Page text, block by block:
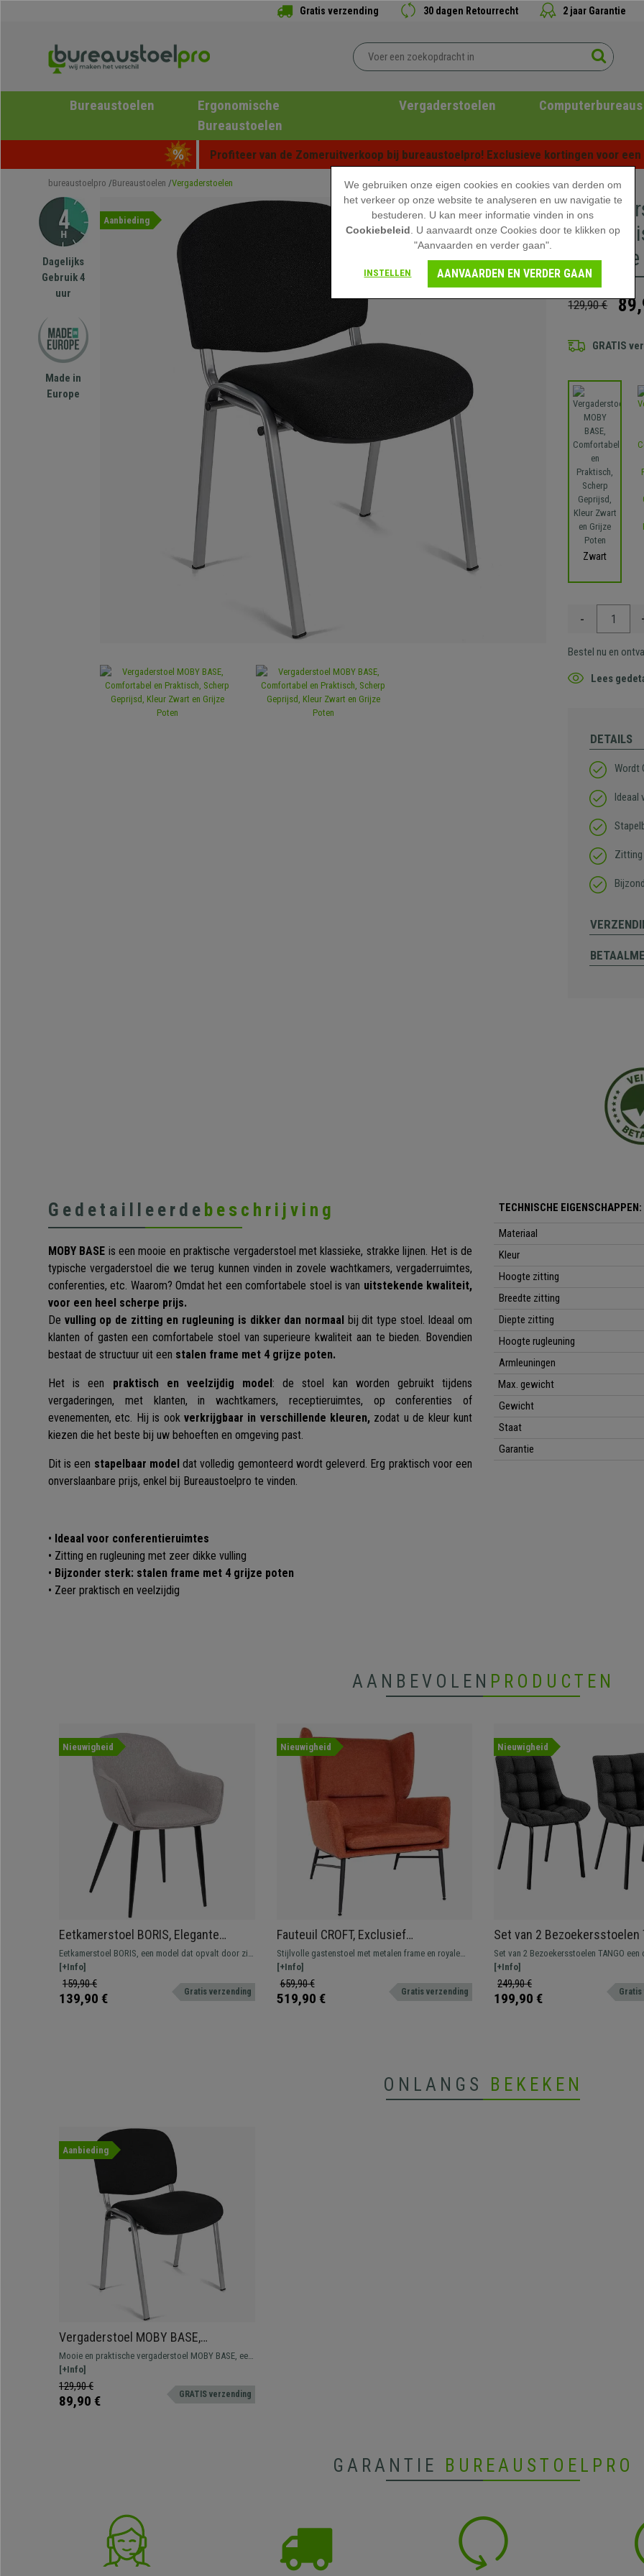
Gratis verzending 30 dagen Retourrecht 2 jaar Garantie
Bureaustoelen
Ergonomische
Bureaustoelen
Vergaderstoelen Computerbureaus
Profiteer van de Zomeruitverkoop bij bureaustoelpro! Exclusieve kortingen voor
bureaustoelpro Bureaustoelen Vergaderstoelen
Dagelijks
Gebruik 4
uur
Made in
Europe
Aanbieding
en
en
129,90 €
GRATIS
Zwart
-
Bestel nu en
Lees
DETAILS
Wordt
Ideaal
Zitting
Gedetailleerde beschrijving
MOBY BASE is een mooie en praktische vergaderstoel met klassieke, strakke lijnen. Het is de
typische vergaderstoel die we terug kunnen vinden in zovele wachtkamers, vergaderruimtes,
conferenties, etc. Waarom? Omdat het een comfortabele stoel is van uitstekende kwaliteit,
voor een heel scherpe prijs.
De vulling op de zitting en rugleuning is dikker dan normaalbij dit type stoel. Ideaal om
klanten of gasten een comfortabele stoel van superieure kwaliteit aan te bieden. Bovendien
bestaat de structuur uit een stalen frame met 4 grijze poten.
Het is een praktisch en veelzijdig model: de stoel kan worden gebruikt tijdens
vergaderingen, met klanten, in wachtkamers, receptieruimtes, op conferenties of
evenementen, etc. Hij is ook verkrijgbaar in verschillende kleuren, zodat u de kleur kunt
kiezen die het beste bij uw behoeften en omgeving past.
Dit is een stapelbaar modeldat volledig gemonteerd wordt geleverd. Erg praktisch voor een
onverslaanbare prijs, enkel bij Bureaustoelpro te vinden.
• Ideaal voor conferentieruimtes
• Zitting en rugleuning met zeer dikke vulling
• Bijzonder sterk: stalen frame met 4 grijze poten
• Zeer praktisch en veelzijdig
TECHNISCHE EIGENSCHAPPEN:
Materiaal
Kleur
Hoogte zitting
Breedte zitting
Diepte zitting
Hoogte rugleuning
Armleuningen
Max. gewicht
Gewicht
Staat
Garantie
AANBEVOLEN PRODUCTEN
Nieuwigheid
Eetkamerstoel BORIS, Elegante
Metalen 4-Pootsframe, Comfortabele
Vulling, Bekleed in Lichtgrijze Stof
Eetkamerstoel BORIS, een model dat opvalt door zijn
elegant, modern ontwerp en zijn dikke, comfortabele
vulling bekleed met kwaliteitsstof.
[+Info]
159,90 €
139,90 € Gratis verzending
Nieuwigheid
Fauteuil CROFT, Exclusief
Comfortabel Ontwerp, Hoge
Rugleuning Bekleed met Terracotta
Stof
Stijlvolle gastenstoel met metalen frame en royale
vulling. Verkrijgbaar in diverse kleuren.
[+Info]
659,90 €
519,90 € Gratis verzending
Nieuwigheid
Set van 2 Bezoekersstoelen
Gewatteerd, Zwarte Poten,
Donkergrijze Stof
Set van 2 Bezoekersstoelen TANGO een
elegant model met een tijdloos design.
verschillende kleuren.
[+Info]
249,90 €
199,90 € Gratis
ONLANGS BEKEKEN
Aanbieding
Vergaderstoel MOBY BASE,
Comfortabel en Praktisch, Scherp
Geprijsd, Kleur Zwart en Grijze Poten
Mooie en praktische vergaderstoel MOBY BASE, een
typische vergaderstoel om in wacht- of
vergaderruimtes te plaatsen voor klanten of
bezoekers.
[+Info]
129,90 €
89,90 € GRATIS verzending
GARANTIE BUREAUSTOELPRO
We gebruiken onze eigen cookies en cookies van derden om
het verkeer op onze website te analyseren en uw navigatie te
bestuderen. U kan meer informatie vinden in ons
Cookiebeleid . U aanvaardt onze Cookies door te klikken op
"Aanvaarden en verder gaan".
INSTELLEN AANVAARDEN EN VERDER GAAN